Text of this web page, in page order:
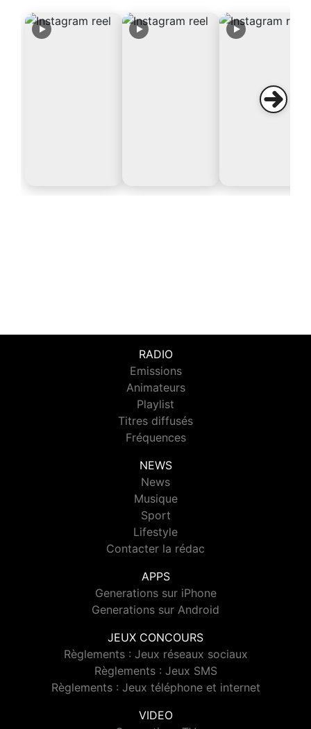
RADIO
Emissions
Animateurs
Playlist
Titres diffusés
Fréquences
NEWS
News
Musique
Sport
Lifestyle
Contacter la rédac
APPS
Generations sur iPhone
Generations sur Android
JEUX CONCOURS
Règlements : Jeux réseaux sociaux
Règlements : Jeux SMS
Règlements : Jeux téléphone et internet
VIDEO